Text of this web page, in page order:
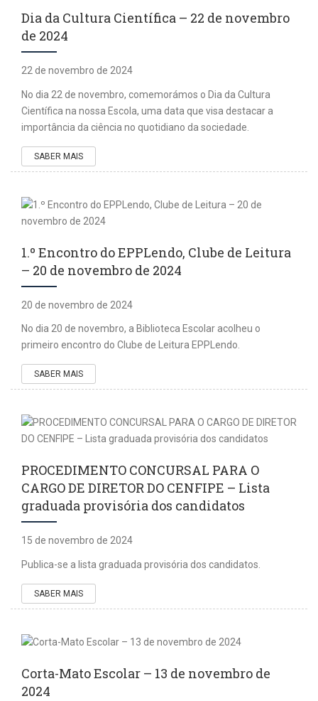
Dia da Cultura Científica – 22 de novembro
de 2024
22 de novembro de 2024
No dia 22 de novembro, comemorámos o Dia da Cultura
Científica na nossa Escola, uma data que visa destacar a
importância da ciência no quotidiano da sociedade.
SABER MAIS
1.º Encontro do EPPLendo, Clube de Leitura
– 20 de novembro de 2024
20 de novembro de 2024
No dia 20 de novembro, a Biblioteca Escolar acolheu o
primeiro encontro do Clube de Leitura EPPLendo.
SABER MAIS
PROCEDIMENTO CONCURSAL PARA O
CARGO DE DIRETOR DO CENFIPE – Lista
graduada provisória dos candidatos
15 de novembro de 2024
Publica-se a lista graduada provisória dos candidatos.
SABER MAIS
Corta-Mato Escolar – 13 de novembro de
2024